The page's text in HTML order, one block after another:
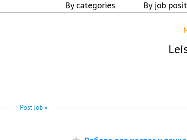
By categories By job
Post Job »